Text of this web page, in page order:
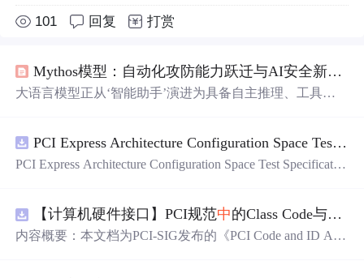
101 回复 打赏
Mythos模型：自动化攻防能力跃迁与AI安全新范式
大语言模型正从‘智能助手’演进为具备自主推理、工具调
证，在代码理解、漏洞挖掘、动态逆向与多步攻击链构建
中实现质变突破。其技术价值不仅在于提升渗透测试效
用场景覆盖存量系统漏洞普查、开源项目风险评估及红蓝
对抗训练，而核心挑战直指对齐风险、沙箱逃逸与执行层
防护缺失。本文深入剖析Mytho
PCI Express Architecture Configuration Space Test Specification Revision 5.0, Version 1.0 (CB).pdf
PCI Express Architecture Configuration Space Test Specificatio
【计算机硬件接口】PCI规范中的Class Code与Capability ID分配：设备功能分类及扩展能力标识系统设计
内容概要：本文档为PCI-SIG发布的《PCI Code and ID Assi